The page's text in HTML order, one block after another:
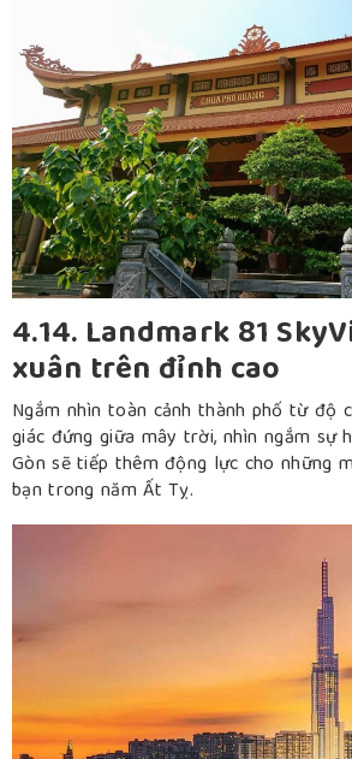
4.14. Landmark 81
xuân trên đỉnh cao
Ngắm nhìn toàn cảnh thành phố từ độ
giác đứng giữa mây trời, nhìn ngắm sự
Gòn sẽ tiếp thêm động lực cho những
bạn trong năm Ất Tỵ.